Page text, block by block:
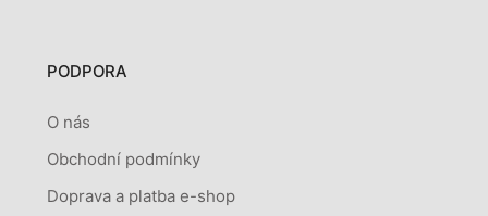
PODPORA
O nás
Obchodní podmínky
Doprava a platba e-shop